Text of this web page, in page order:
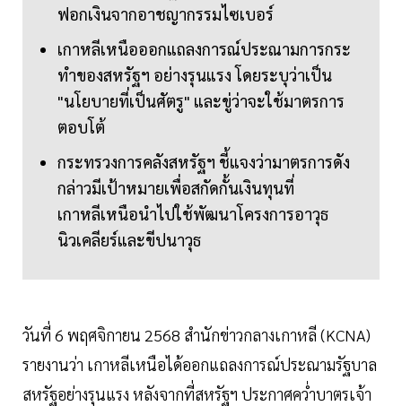
ฟอกเงินจากอาชญากรรมไซเบอร์
เกาหลีเหนือออกแถลงการณ์ประณามการกระ
ทำของสหรัฐฯ อย่างรุนแรง โดยระบุว่าเป็น
"นโยบายที่เป็นศัตรู" และขู่ว่าจะใช้มาตรการ
ตอบโต้
กระทรวงการคลังสหรัฐฯ ชี้แจงว่ามาตรการดัง
กล่าวมีเป้าหมายเพื่อสกัดกั้นเงินทุนที่
เกาหลีเหนือนำไปใช้พัฒนาโครงการอาวุธ
นิวเคลียร์และขีปนาวุธ
วันที่ 6 พฤศจิกายน 2568 สำนักข่าวกลางเกาหลี (KCNA)
รายงานว่า เกาหลีเหนือได้ออกแถลงการณ์ประณามรัฐบาล
สหรัฐอย่างรุนแรง หลังจากที่สหรัฐฯ ประกาศคว่ำบาตรเจ้า